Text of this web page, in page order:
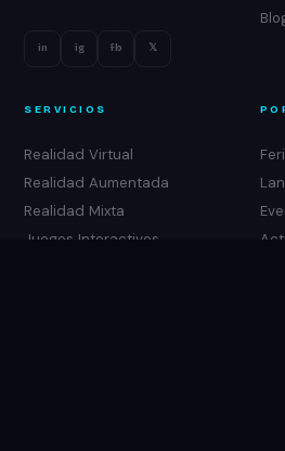
in ig fb 𝕏
SERVICIOS
Realidad Virtual
Realidad Aumentada
Realidad Mixta
Juegos Interactivos